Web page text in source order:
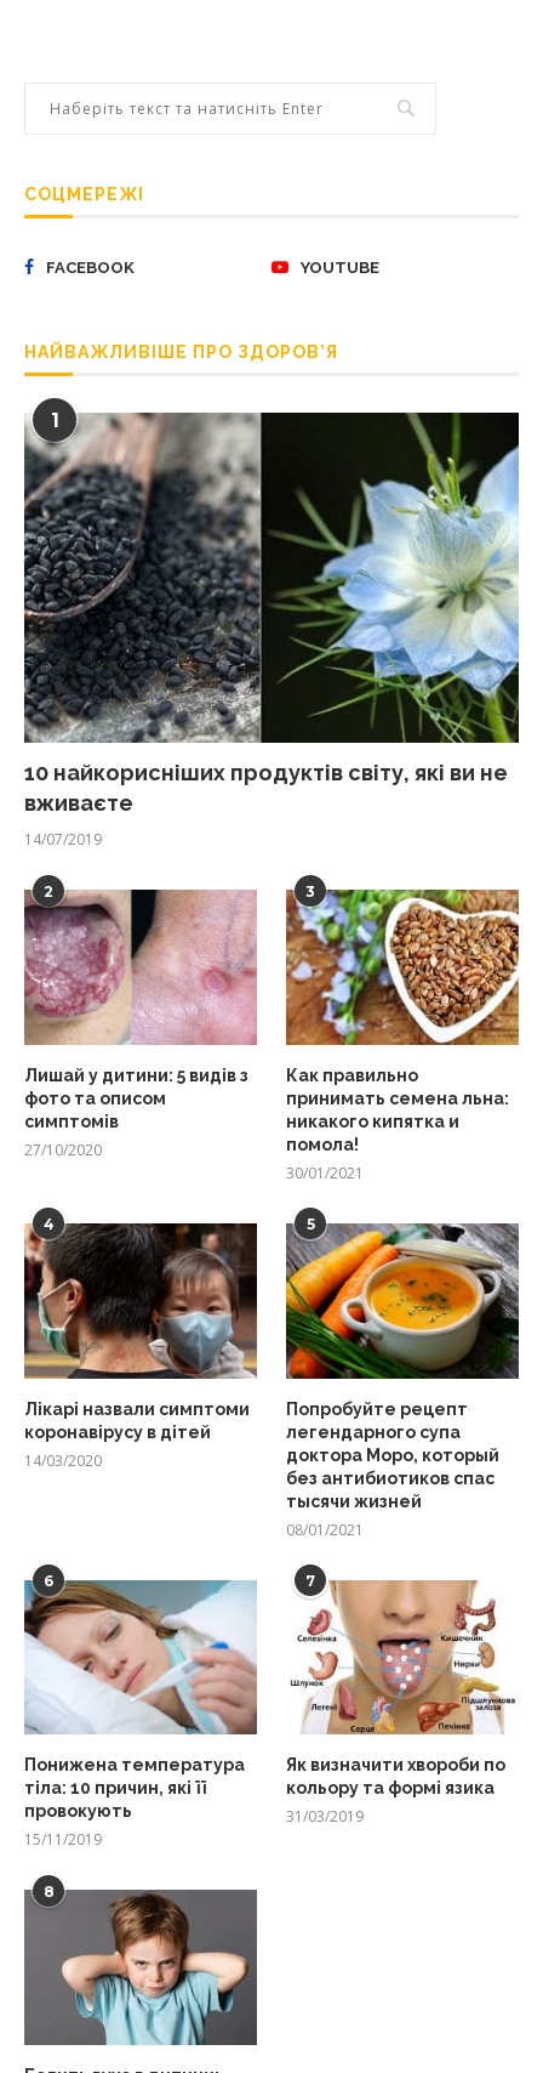
СОЦМЕРЕЖІ
FACEBOOK YOUTUBE
НАЙВАЖЛИВІШЕ ПРО ЗДОРОВ’Я
1
10 найкорисніших продуктів світу, які ви не
вживаєте
14/07/2019
2
Лишай у дитини: 5 видів з
фото та описом
симптомів
27/10/2020
3
Как правильно
принимать семена льна:
никакого кипятка и
помола!
30/01/2021
4
Лікарі назвали симптоми
коронавірусу в дітей
14/03/2020
5
Попробуйте рецепт
легендарного супа
доктора Моро, который
без антибиотиков спас
тысячи жизней
08/01/2021
6
Понижена температура
тіла: 10 причин, які її
провокують
15/11/2019
7
Як визначити хвороби по
кольору та формі язика
31/03/2019
8